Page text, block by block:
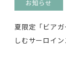
お知らせ
夏限定「ビア
しむサーロイ